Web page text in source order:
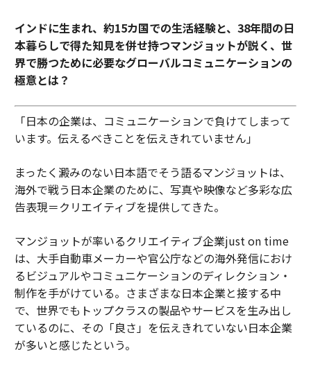
インドに生まれ、約15カ国での生活経験と、38年間の日
本暮らしで得た知見を併せ持つマンジョットが説く、世
界で勝つために必要なグローバルコミュニケーションの
極意とは？
「日本の企業は、コミュニケーションで負けてしまって
います。伝えるべきことを伝えきれていません」
まったく澱みのない日本語でそう語るマンジョットは、
海外で戦う日本企業のために、写真や映像など多彩な広
告表現＝クリエイティブを提供してきた。
マンジョットが率いるクリエイティブ企業just on time
は、大手自動車メーカーや官公庁などの海外発信におけ
るビジュアルやコミュニケーションのディレクション・
制作を手がけている。さまざまな日本企業と接する中
で、世界でもトップクラスの製品やサービスを生み出し
ているのに、その「良さ」を伝えきれていない日本企業
が多いと感じたという。